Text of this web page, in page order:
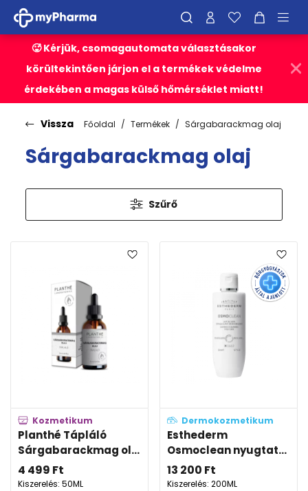
🥵 Kérjük, csomagautomata választásakor
körültekintően járjon el a termékek védelme
érdekében a magas külső hőmérséklet miatt!
Vissza Főoldal Termékek Sárgabarackmag olaj
Sárgabarackmag olaj
Szűrő
Kozmetikum
Planthé Tápláló
Sárgabarackmag ol...
4 499 Ft
Kiszerelés: 50ML
Dermokozmetikum
Esthederm
Osmoclean nyugtat...
13 200 Ft
Kiszerelés: 200ML